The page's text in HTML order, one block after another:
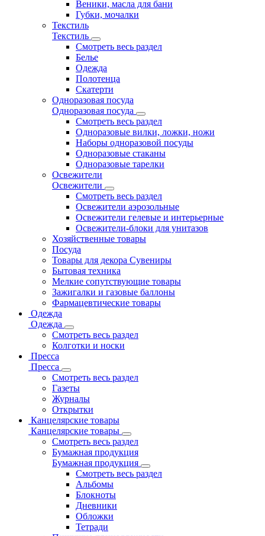
Веники, масла для бани
Губки, мочалки
Текстиль
Текстиль
Смотреть весь раздел
Белье
Одежда
Полотенца
Скатерти
Одноразовая посуда
Одноразовая посуда
Смотреть весь раздел
Одноразовые вилки, ложки, ножи
Наборы одноразовой посуды
Одноразовые стаканы
Одноразовые тарелки
Освежители
Освежители
Смотреть весь раздел
Освежители аэрозольные
Освежители гелевые и интерьерные
Освежители-блоки для унитазов
Хозяйственные товары
Посуда
Товары для декора Сувениры
Бытовая техника
Мелкие сопутствующие товары
Зажигалки и газовые баллоны
Фармацевтические товары
Одежда
Одежда
Смотреть весь раздел
Колготки и носки
Пресса
Пресса
Смотреть весь раздел
Газеты
Журналы
Открытки
Канцелярские товары
Канцелярские товары
Смотреть весь раздел
Бумажная продукция
Бумажная продукция
Смотреть весь раздел
Альбомы
Блокноты
Дневники
Обложки
Тетради